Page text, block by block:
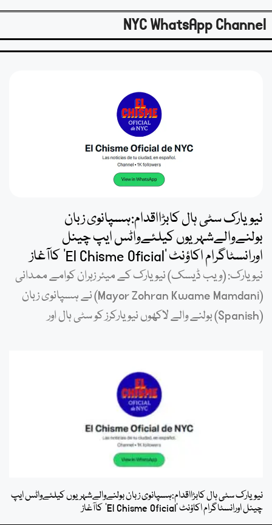
NYC WhatsApp Channel
نیویارک سٹی ہال کابڑااقدام:ہسپانوی زبان
بولنےوالےشہریوں کیلئےواٹس ایپ چینل
اورانسٹاگرام اکاؤنٹ ‘El Chisme Oficial’ کاآغاز
نیویارک: (ویب ڈیسک) نیویارک کے میئر زہران کوامے ممدانی
(Mayor Zohran Kwame Mamdani) نے ہسپانوی زبان
(Spanish) بولنے والے لاکھوں نیویارکرز کو سٹی ہال اور
نیویارک سٹی ہال کابڑااقدام:ہسپانوی زبان بولنےوالےشہریوں کیلئےواٹس ایپ
چینل اورانسٹاگرام اکاؤنٹ ‘El Chisme Oficial’ کاآغاز